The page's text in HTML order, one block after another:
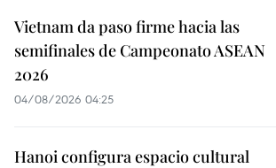
Vietnam da paso firme hacia las
semifinales de Campeonato ASEAN
2026
04/08/2026 04:25
Hanoi configura espacio cultural